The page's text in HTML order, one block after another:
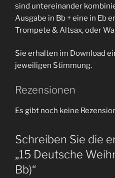
sind untereinander
Ausgabe in Bb + eine in Eb
Trompete & Altsax, oder
Sie erhalten im Download
jeweiligen Stimmung.
Rezensionen
Es gibt noch keine
Schreiben Sie die
„15 Deutsche
Bb)“